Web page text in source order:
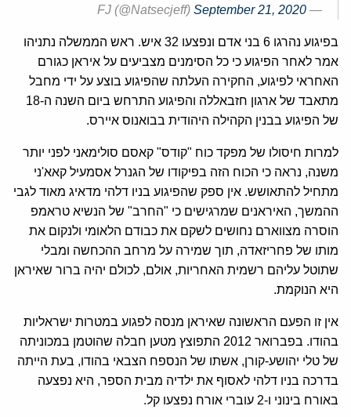
— FJ (@Natsecjeff)
September 21, 2020
בפיגוע נהרגו 6 בני אדם ונפצעו 32 איש. ראש הממשלה נתניהו
אמר לאחר הפיגוע כי כל הסימנים מצביעים על איראן כגורם
האחראי לפיגוע, החקירה העלתה שהפיגוע בוצע על ידי מחבל
מתאבד של ארגון חזבאללה והפיגוע התרחש ביום השנה ה-18
של הפיגוע בבנין הקהילה היהודית בבואנוס איירס.
למרות חיסולו של מפקד כוח "קודס" קאסם סולימאני לפני יותר
משנה, נראה כי הכוח הזה בפיקודו של הגנרל אסמעיל קאא'ני
מתחיל להתאושש. אין ספק שהפיגוע בניו דלהי מדאיג מאוד לגבי
ההמשך, האיראנים שמרגישים כי "החרב" של הנשיא טראמפ
הוסרה מצווארם נחושים לשקם את כבודם הלאומי ולנקום את
מותו של פחריזאדה, תוך שמירה על מרחב ההכחשה ומבלי
שתוטל עליהם רשמית האחריות, אולם, לכולם יהיה ברור שאיראן
היא הנוקמת.
אין זו הפעם הראשונה שאיראן מנסה לפגוע במטרות ישראליות
בהודו. בפברואר 2012 התפוצץ מטען חבלה שהוטמן במכוניתה
של טלי יהושע-קורן, אשתו של הנספח הצבאי בהודו, בעת הייתה
בדרכה בניו דלהי לאסוף את ילדיה מבית הספר, היא נפצעה
באורח בינוני ו-2 עוברי אורח נפצעו קל.